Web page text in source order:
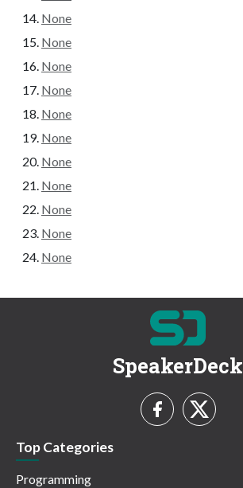
None
None
None
None
None
None
None
None
None
None
None
SpeakerDeck
Top Categories
Programming